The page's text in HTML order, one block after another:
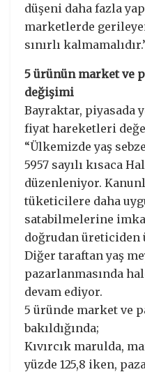
düşeni daha fazla
marketlerde
sınırlı
5 ürünün market ve
değişimi
Bayraktar, piyasada
fiyat hareketleri
“Ülkemizde yaş
5957 sayılı kısaca
düzenleniyor.
tüketicilere daha
satabilmelerine
doğrudan üreticiden
Diğer taraftan yaş
pazarlanmasında
devam ediyor.
5 üründe market ve
bakıldığında;
Kıvırcık marulda,
yüzde 125,8 iken,